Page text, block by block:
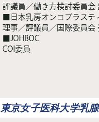
評議員／働き方検討委員会
■日本乳房オンコプラステ
理事／評議員／国際委員会
■JOHBOC
COI委員
東京女子医科大学乳